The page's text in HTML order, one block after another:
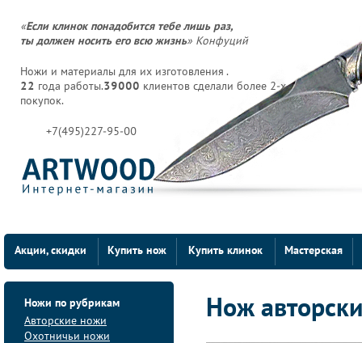
«Если клинок понадобится тебе лишь раз,
ты должен носить его всю жизнь» Конфуций
Ножи и материалы для их изготовления .
22 года работы.39000 клиентов сделали более 2-х
покупок.
+7(495)227-95-00
Акции, скидки Купить нож Купить клинок Мастерская
Ножи по рубрикам
Авторские ножи
Охотничьи ножи
Нож